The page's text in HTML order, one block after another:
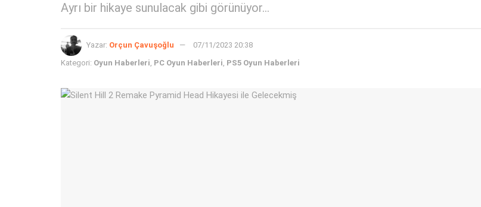
Ayrı bir hikaye sunulacak gibi görünüyor...
Yazar: Orçun Çavuşoğlu 07/11/2023 20:38
Kategori: Oyun Haberleri, PC Oyun Haberleri, PS5 Oyun Haberleri